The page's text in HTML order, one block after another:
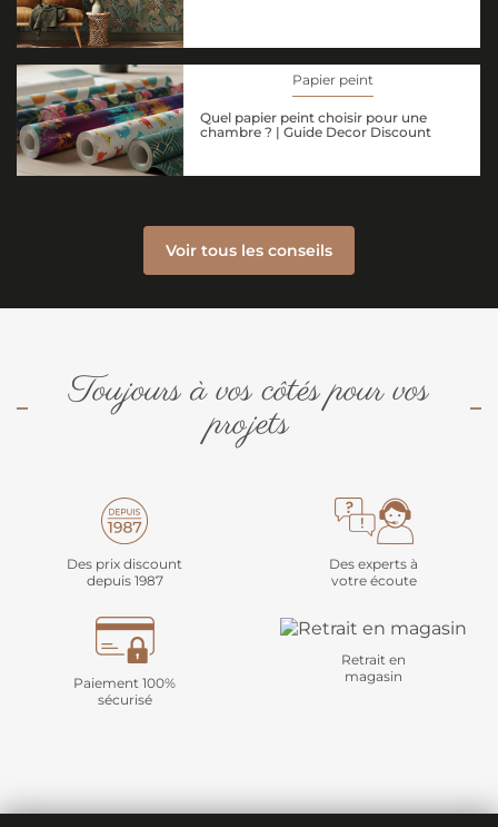
Papier peint
Quel papier peint choisir pour une
chambre ? | Guide Decor Discount
Voir tous les conseils
Toujours à vos côtés pour vos
projets
Des prix discount
depuis 1987
Des experts à
votre écoute
Paiement 100%
sécurisé
Retrait en
magasin